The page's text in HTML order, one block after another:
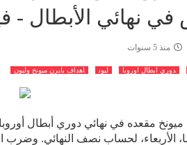
في نهائي الأبطال -
منذ 5 سنوات
دوري ابطال اوروبا ليون اهداف بايرن ميونخ وليون
الأربعاء، لحساب نصف النهائي. وضرب